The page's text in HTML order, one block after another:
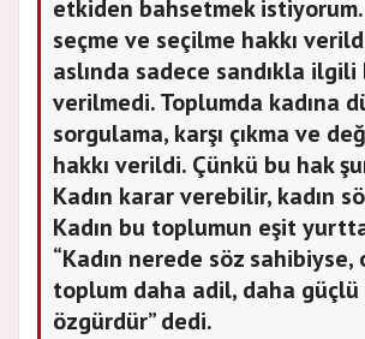
etkiden bahsetmek istiyorum.
seçme ve seçilme hakkı
aslında sadece sandıkla
verilmedi. Toplumda kadına
sorgulama, karşı çıkma ve
hakkı verildi. Çünkü bu hak
Kadın karar verebilir, kadın
Kadın bu toplumun eşit
“Kadın nerede söz sahibiyse,
toplum daha adil, daha güçlü
özgürdür” dedi.